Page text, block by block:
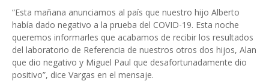
“Esta mañana anunciamos al país que nuestro hijo Alberto
había dado negativo a la prueba del COVID-19. Esta noche
queremos informarles que acabamos de recibir los resultados
del laboratorio de Referencia de nuestros otros dos hijos, Alan
que dio negativo y Miguel Paul que desafortunadamente dio
positivo”, dice Vargas en el mensaje.